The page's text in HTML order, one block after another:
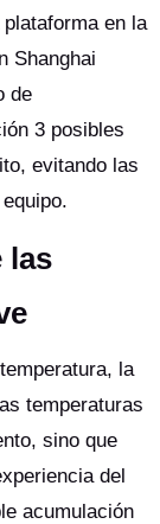
en la
Shanghai
de
3 posibles
evitando las
las
la
temperaturas
sino que
del
acumulación